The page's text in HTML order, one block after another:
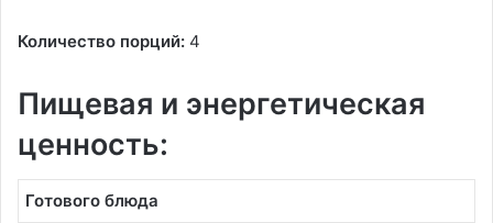
Количество порций: 4
Пищевая и энергетическая
ценность:
Готового блюда